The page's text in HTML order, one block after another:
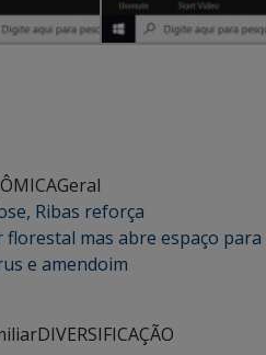
Geral
Ribas reforça
mas abre espaço para
e amendoim
DIVERSIFICAÇÃO